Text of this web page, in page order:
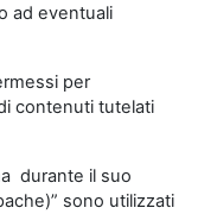
ad eventuali
per
contenuti tutelati
durante il suo
sono utilizzati